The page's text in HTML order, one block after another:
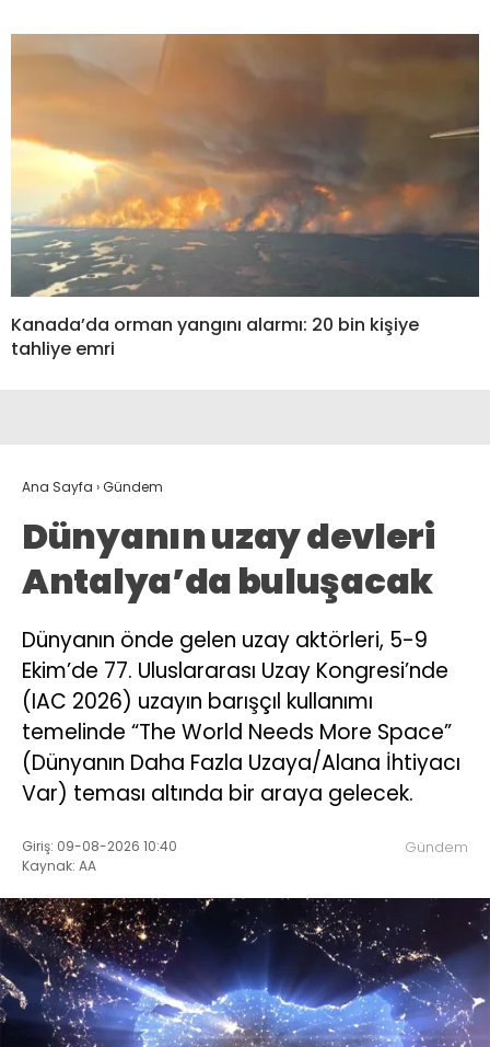
Kanada’da orman yangını alarmı: 20 bin kişiye
tahliye emri
Ana Sayfa ›Gündem
Dünyanın uzay devleri
Antalya’da buluşacak
Dünyanın önde gelen uzay aktörleri, 5-9
Ekim’de 77. Uluslararası Uzay Kongresi’nde
(IAC 2026) uzayın barışçıl kullanımı
temelinde “The World Needs More Space”
(Dünyanın Daha Fazla Uzaya/Alana İhtiyacı
Var) teması altında bir araya gelecek.
Giriş: 09-08-2026 10:40
Kaynak: AA
Gündem